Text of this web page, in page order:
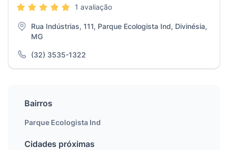
1 avaliação
Rua Indústrias, 111, Parque Ecologista Ind, Divinésia,
MG
(32) 3535-1322
Bairros
Parque Ecologista Ind
Cidades próximas